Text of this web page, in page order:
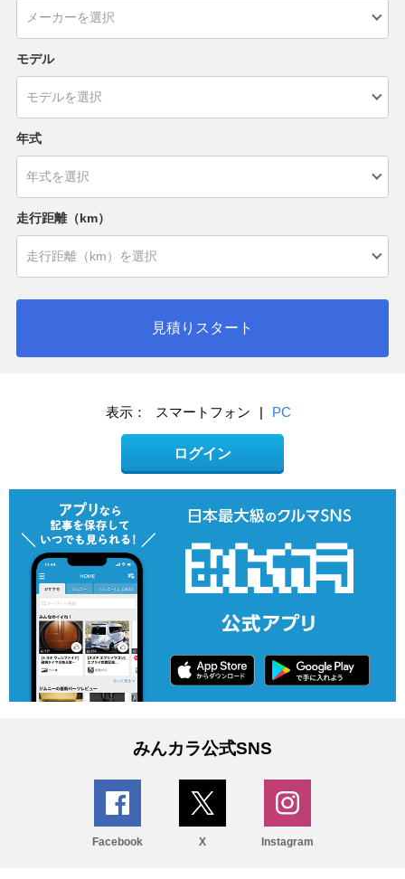
モデル
年式
走行距離（km）
見積りスタート
表示： スマートフォン | PC
ログイン
みんカラ公式SNS
Facebook X Instagram